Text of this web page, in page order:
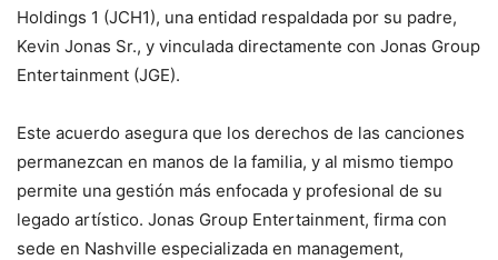
Holdings 1 (JCH1), una entidad respaldada por su padre,
Kevin Jonas Sr., y vinculada directamente con Jonas Group
Entertainment (JGE).
Este acuerdo asegura que los derechos de las canciones
permanezcan en manos de la familia, y al mismo tiempo
permite una gestión más enfocada y profesional de su
legado artístico. Jonas Group Entertainment, firma con
sede en Nashville especializada en management,